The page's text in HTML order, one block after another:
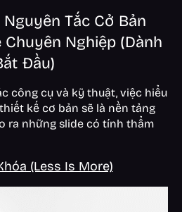
Tắc Cở Bản
Chuyên Nghiệp (Dành
Đầu)
công cụ và kỹ thuật, việc hiểu
kế cơ bản sẽ là nền tảng
ra những slide có tính thẩm
(Less Is More)